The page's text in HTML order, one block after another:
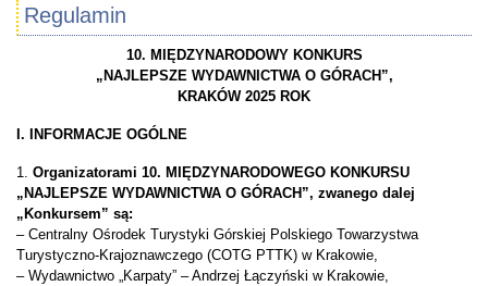
Regulamin
10. MIĘDZYNARODOWY KONKURS
„NAJLEPSZE WYDAWNICTWA O GÓRACH”,
KRAKÓW 2025 ROK
I. INFORMACJE OGÓLNE
1.
Organizatorami 10. MIĘDZYNARODOWEGO KONKURSU
„NAJLEPSZE WYDAWNICTWA O GÓRACH”, zwanego dalej
„Konkursem” są:
– Centralny Ośrodek Turystyki Górskiej Polskiego Towarzystwa
Turystyczno-Krajoznawczego (COTG PTTK) w Krakowie,
– Wydawnictwo „Karpaty” – Andrzej Łączyński w Krakowie,